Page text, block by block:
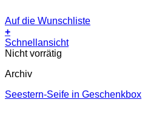
Auf die Wunschliste
+
Schnellansicht
Nicht vorrätig
Archiv
Seestern-Seife in Geschenkbox